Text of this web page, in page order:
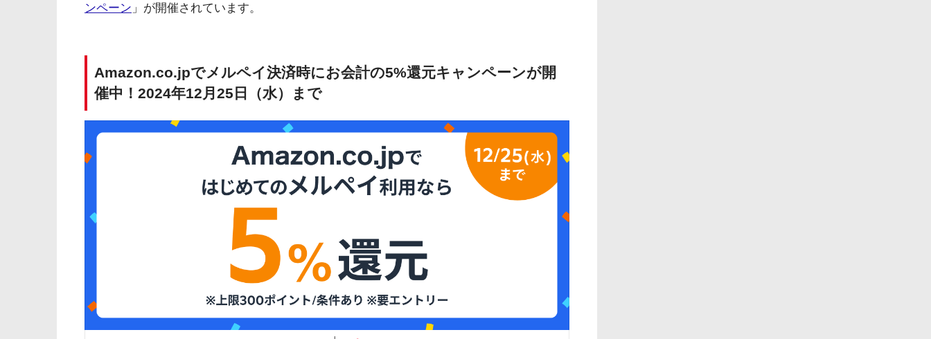
ンペーン 」が開催されています。
Amazon.co.jpでメルペイ決済時にお会計の5%還元キャンペーンが開
催中！2024年12月25日（水）まで